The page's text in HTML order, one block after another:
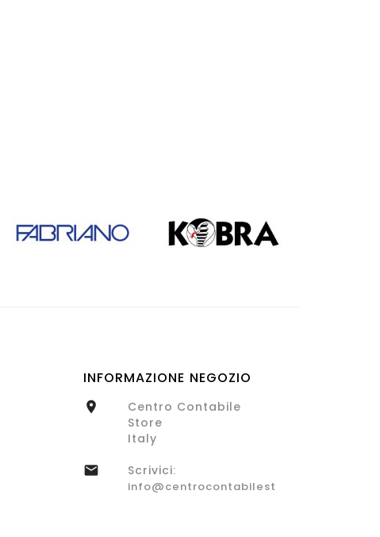
INFORMAZIONE NEGOZIO

Centro Contabile
Store
Italy
 Scrivici:
info@centrocontabilestore.com